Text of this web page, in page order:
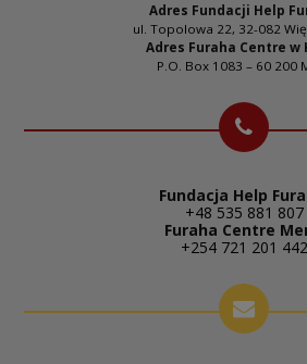
Adres Fundacji Help
ul. Topolowa 22, 32-082
Adres Furaha Centre w
P.O. Box 1083 – 60 200
Fundacja Help
+48 535 881 807
Furaha Centre
+254 721 201 442